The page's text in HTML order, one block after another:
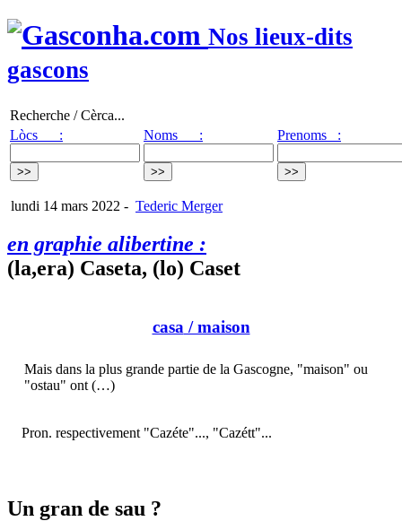
Nos lieux-dits
gascons
Recherche / Cèrca...
Lòcs :
Noms : Prenoms :
lundi 14 mars 2022 - Tederic Merger
en graphie alibertine :
(la,era) Caseta, (lo) Caset
casa/ maison
Mais dans la plus grande partie de la Gascogne, "maison" ou
"ostau" ont (…)
Pron. respectivement "Cazéte"..., "Cazétt"...
Un gran de sau ?